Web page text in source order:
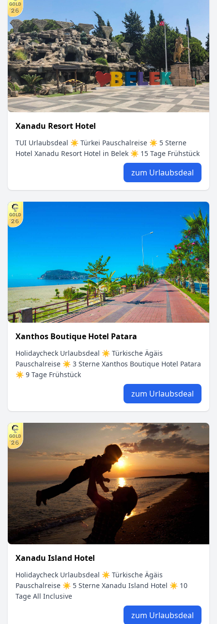
Xanadu Resort Hotel
TUI Urlaubsdeal ☀ Türkei Pauschalreise ☀ 5 Sterne
Hotel Xanadu Resort Hotel in Belek ☀ 15 Tage Frühstück
zum Urlaubsdeal
Xanthos Boutique Hotel Patara
Holidaycheck Urlaubsdeal ☀ Türkische Ägäis
Pauschalreise ☀ 3 Sterne Xanthos Boutique Hotel Patara
☀ 9 Tage Frühstück
zum Urlaubsdeal
Xanadu Island Hotel
Holidaycheck Urlaubsdeal ☀ Türkische Ägäis
Pauschalreise ☀ 5 Sterne Xanadu Island Hotel ☀ 10
Tage All Inclusive
zum Urlaubsdeal